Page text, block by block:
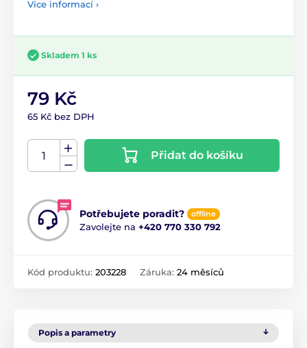
Více informací ›
Skladem 1 ks
79 Kč
65 Kč bez DPH
Přidat do košíku
Potřebujete poradit? offline
Zavolejte na +420 770 330 792
Kód produktu: 203228 Záruka: 24 měsíců
Popis a parametry